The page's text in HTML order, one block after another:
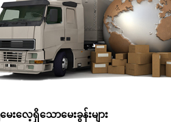
ေးလေ့ရှိသောမေးခွန်းများ